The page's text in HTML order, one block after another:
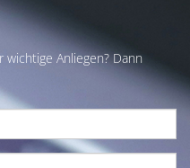
wichtige Anliegen? Dann